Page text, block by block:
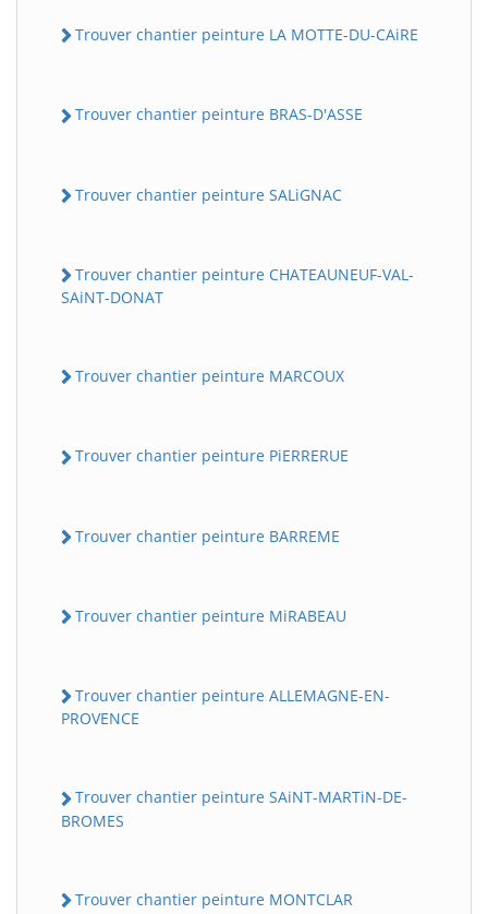
Trouver chantier peinture LA MOTTE-DU-CAiRE
Trouver chantier peinture BRAS-D'ASSE
Trouver chantier peinture SALiGNAC
Trouver chantier peinture CHATEAUNEUF-VAL-
SAiNT-DONAT
Trouver chantier peinture MARCOUX
Trouver chantier peinture PiERRERUE
Trouver chantier peinture BARREME
Trouver chantier peinture MiRABEAU
Trouver chantier peinture ALLEMAGNE-EN-
PROVENCE
Trouver chantier peinture SAiNT-MARTiN-DE-
BROMES
Trouver chantier peinture MONTCLAR